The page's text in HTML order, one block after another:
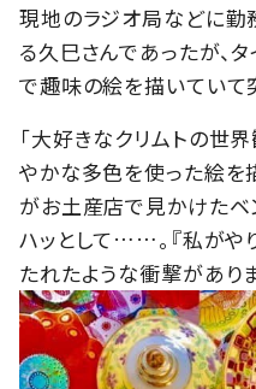
現地のラジオ局などに勤
る久巳さんであったが、
で趣味の絵を描いていて
「大好きなクリムトの世
やかな多色を使った絵を
がお土産店で見かけたベ
ハッとして……。『私がや
たれたような衝撃があり